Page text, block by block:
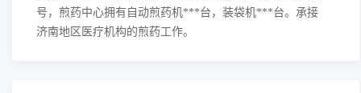
号，煎药中心拥有自动煎药机***台，装袋机***台。承接
济南地区医疗机构的煎药工作。